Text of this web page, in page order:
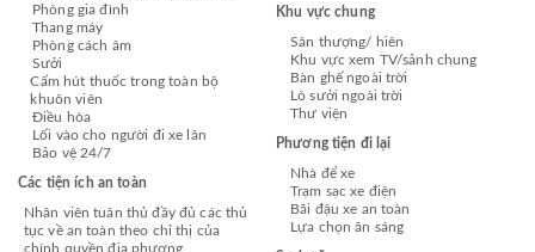
Phòng gia đình
Thang máy
Phòng cách âm
Sưởi
Cấm hút thuốc trong toàn bộ
khuôn viên
Điều hòa
Lối vào cho người đi xe lăn
Bảo vệ 24/7
Các tiện ích an toàn
Nhân viên tuân thủ đầy đủ các thủ
tục về an toàn theo chỉ thị của
chính quyền địa phương
Khu vực chung
Sân thượng/ hiên
Khu vực xem TV/sảnh chung
Bàn ghế ngoài trời
Lò sưởi ngoài trời
Thư viện
Phương tiện đi lại
Nhà để xe
Trạm sạc xe điện
Bãi đậu xe an toàn
Lựa chọn ăn sáng